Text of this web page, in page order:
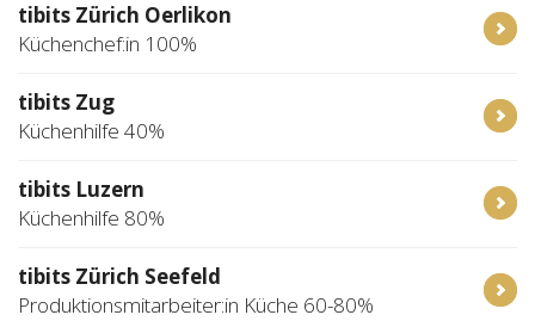
tibits Zürich Oerlikon
Küchenchef:in 100%
tibits Zug
Küchenhilfe 40%
tibits Luzern
Küchenhilfe 80%
tibits Zürich Seefeld
Produktionsmitarbeiter:in Küche 60-80%